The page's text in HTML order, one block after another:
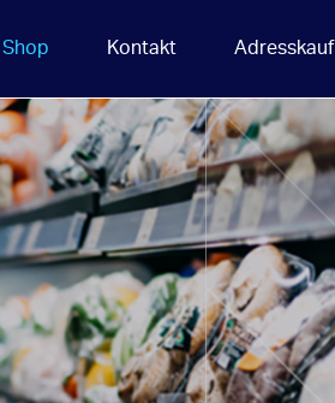
Shop Kontakt Adresskauf